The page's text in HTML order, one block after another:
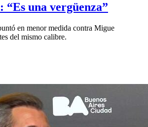
“Es una vergüenza”
en menor medida contra Migue
del mismo calibre.